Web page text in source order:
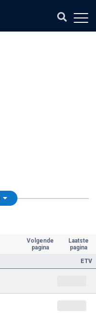
Volgende
pagina
Laatste
pagina
ETV